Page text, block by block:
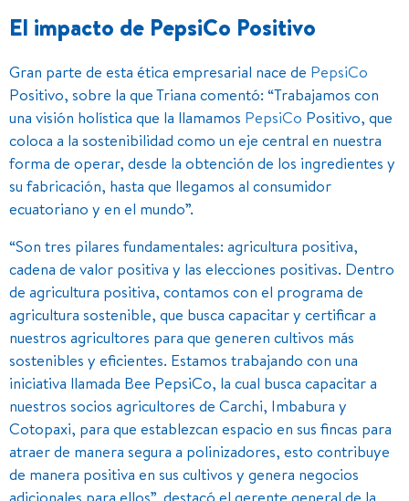
El impacto de PepsiCo Positivo
Gran parte de esta ética empresarial nace de PepsiCo
Positivo, sobre la que Triana comentó: “Trabajamos con
una visión holística que la llamamos PepsiCo Positivo, que
coloca a la sostenibilidad como un eje central en nuestra
forma de operar, desde la obtención de los ingredientes y
su fabricación, hasta que llegamos al consumidor
ecuatoriano y en el mundo”.
“Son tres pilares fundamentales: agricultura positiva,
cadena de valor positiva y las elecciones positivas. Dentro
de agricultura positiva, contamos con el programa de
agricultura sostenible, que busca capacitar y certificar a
nuestros agricultores para que generen cultivos más
sostenibles y eficientes. Estamos trabajando con una
iniciativa llamada Bee PepsiCo, la cual busca capacitar a
nuestros socios agricultores de Carchi, Imbabura y
Cotopaxi, para que establezcan espacio en sus fincas para
atraer de manera segura a polinizadores, esto contribuye
de manera positiva en sus cultivos y genera negocios